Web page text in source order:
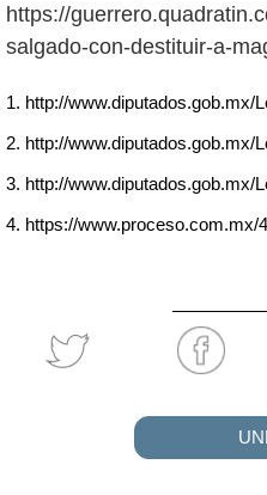
https://
salgado-con-destituir-a-
http://www.diputados.gob.mx/
http://www.diputados.gob.mx/
http://www.diputados.gob.mx/
https://www.proceso.com.mx/